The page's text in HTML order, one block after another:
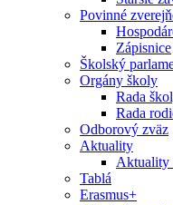
Povinné
Zápisnice
Školský
Orgány školy
Rada
Rada
Odborový zväz
Aktuality
Aktuality
Tablá
Erasmus+